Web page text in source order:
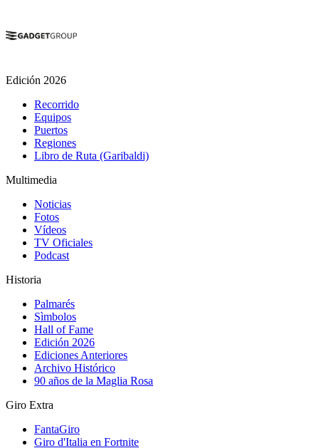
Edición 2026
Recorrido
Equipos
Puertos
Regiones
Libro de Ruta (Garibaldi)
Multimedia
Noticias
Fotos
Vídeos
TV Oficiales
Podcast
Historia
Palmarés
Sìmbolos
Hall of Fame
Edición 2026
Ediciones Anteriores
Archivo Histórico
90 años de la Maglia Rosa
Giro Extra
FantaGiro
Giro d'Italia en Fortnite